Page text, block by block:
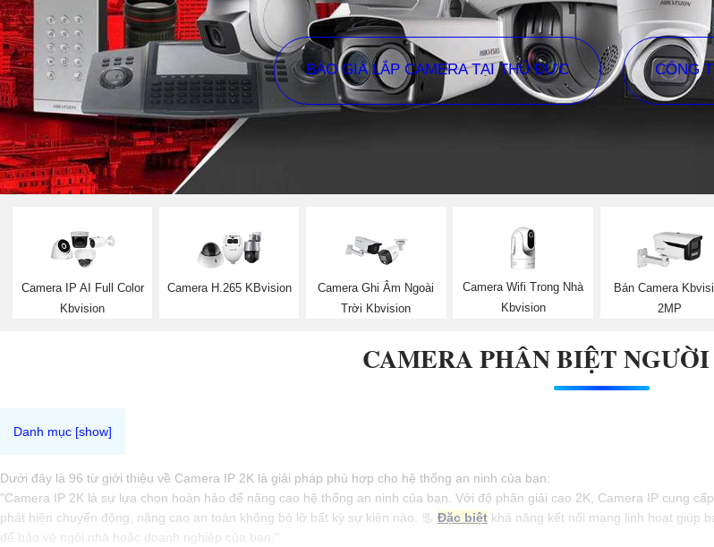
BÁO GIÁ LẮP CAMERA TẠI THỦ ĐỨC CÔNG
Camera IP AI Full Color
Kbvision
Camera H.265 KBvision
Camera Ghi Âm Ngoài
Trời Kbvision
Camera Wifi Trong Nhà
Kbvision
Bán Camera
2MP
CAMERA PHÂN BIỆT
Dưới đây là 96 từ giới thiệu về Camera IP 2K là giải pháp phù hợp cho hệ thống an ninh của bạn:
"Camera IP 2K là sự lựa chọn hoàn hảo để nâng cao hệ thống an ninh của bạn. Với độ phân giải cao 2K, Camera IP cung
phát hiện chuyển động, nâng cao an toàn không bỏ lỡ bất kỳ sự kiện nào. 📃 Đặc biệt khả năng kết nối mạng linh hoạt giúp
để bảo vệ ngôi nhà hoặc doanh nghiệp của bạn."